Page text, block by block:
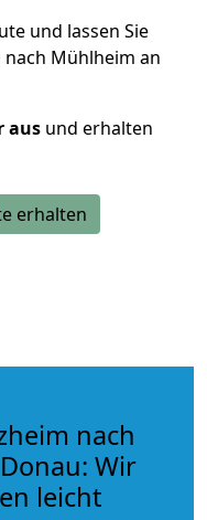
und lassen Sie
Mühlheim an
aus und erhalten
erhalten
nach
Wir
leicht